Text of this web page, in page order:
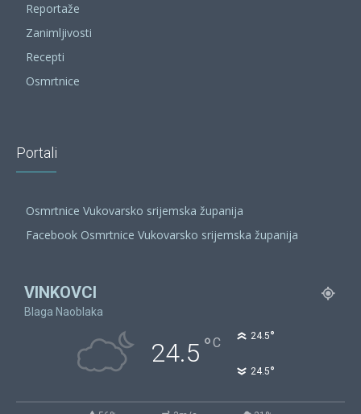
Reportaže
Zanimljivosti
Recepti
Osmrtnice
Portali
Osmrtnice Vukovarsko srijemska županija
Facebook Osmrtnice Vukovarsko srijemska županija
VINKOVCI
Blaga Naoblaka
24.5 °C 24.5°
24.5°